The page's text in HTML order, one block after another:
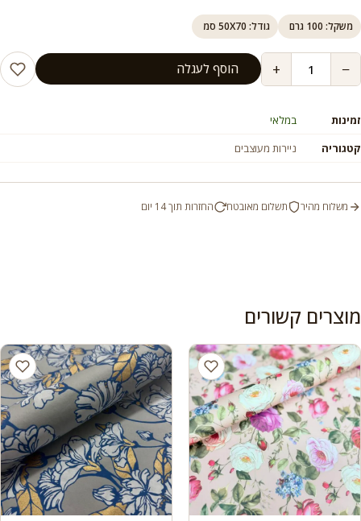
משקל: 100 גרם גודל: 50X70 סמ
−
+ הוסף לעגלה
זמינות
במלאי
קטגוריה
ניירות מעוצבים
משלוח מהיר תשלום מאובטח החזרות תוך 14 יום
מוצרים קשורים